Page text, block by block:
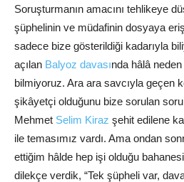
Soruşturmanın amacını tehlikeye
şüphelinin ve müdafinin dosyaya
sadece bize gösterildiği kadarıyla
açılan Balyoz davasında hâlâ
bilmiyoruz. Ara ara savcıyla geçen
şikâyetçi olduğunu bize sorulan
Mehmet Selim Kiraz şehit edilene
ile temasımız vardı. Ama ondan
ettiğim hâlde hep işi olduğu
dilekçe verdik, “Tek şüpheli var,